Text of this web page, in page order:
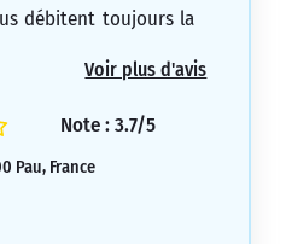
débitent toujours la
votre cagnotte. Cette
arnaque.
Voir plus d'avis
Note : 3.7/5
Pau, France